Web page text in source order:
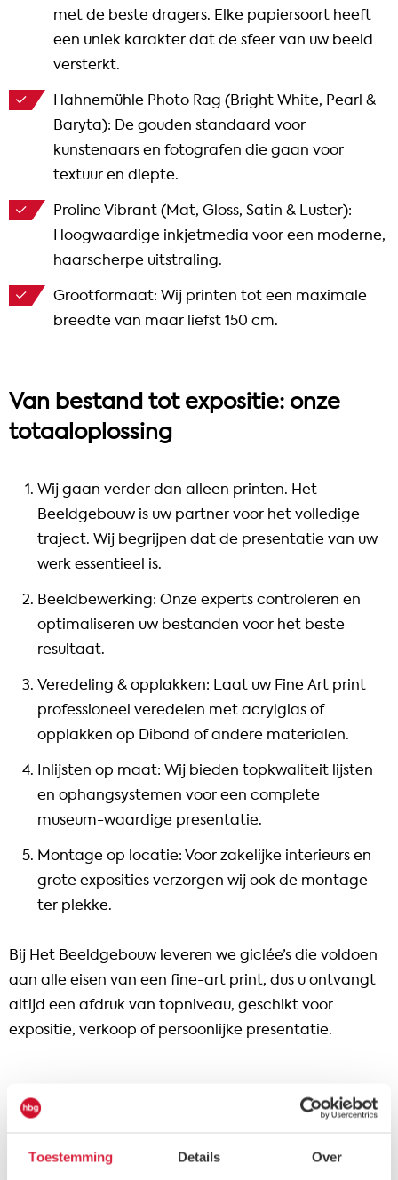
Toestemming Details Over
met de beste dragers. Elke papiersoort heeft
een uniek karakter dat de sfeer van uw beeld
versterkt.
Hahnemühle Photo Rag (Bright White, Pearl &
Baryta): De gouden standaard voor
kunstenaars en fotografen die gaan voor
textuur en diepte.
Proline Vibrant (Mat, Gloss, Satin & Luster):
Hoogwaardige inkjetmedia voor een moderne,
haarscherpe uitstraling.
Grootformaat: Wij printen tot een maximale
breedte van maar liefst 150 cm.
Van bestand tot expositie: onze
totaaloplossing
Wij gaan verder dan alleen printen. Het
Beeldgebouw is uw partner voor het volledige
traject. Wij begrijpen dat de presentatie van uw
werk essentieel is.
Beeldbewerking: Onze experts controleren en
optimaliseren uw bestanden voor het beste
resultaat.
Veredeling & opplakken: Laat uw Fine Art print
professioneel veredelen met acrylglas of
opplakken op Dibond of andere materialen.
Inlijsten op maat: Wij bieden topkwaliteit lijsten
en ophangsystemen voor een complete
museum-waardige presentatie.
Montage op locatie: Voor zakelijke interieurs en
grote exposities verzorgen wij ook de montage
ter plekke.
Bij Het Beeldgebouw leveren we giclée’s die voldoen
aan alle eisen van een fine-art print, dus u ontvangt
altijd een afdruk van topniveau, geschikt voor
expositie, verkoop of persoonlijke presentatie.